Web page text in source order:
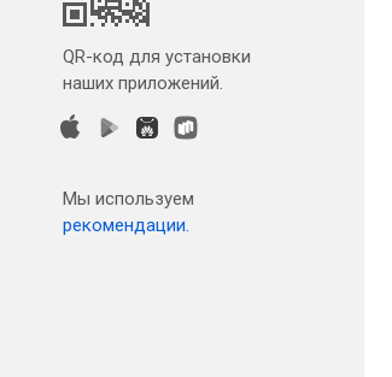
QR-код для установки
наших приложений.
Мы используем
рекомендации.